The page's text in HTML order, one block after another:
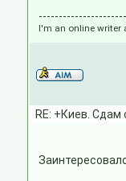
I'm an online writer
RE: +Киев. Сдам